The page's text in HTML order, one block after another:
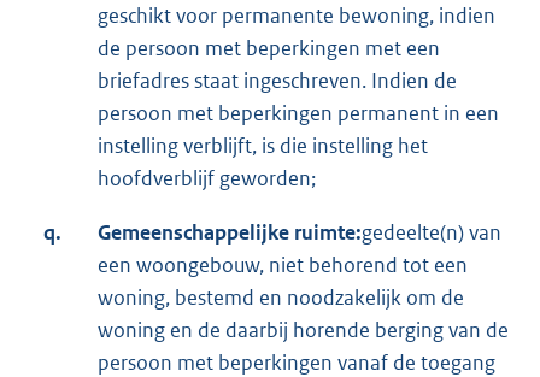
geschikt voor permanente bewoning, indien
de persoon met beperkingen met een
briefadres staat ingeschreven. Indien de
persoon met beperkingen permanent in een
instelling verblijft, is die instelling het
hoofdverblijf geworden;
q. Gemeenschappelijke ruimte:gedeelte(n) van
een woongebouw, niet behorend tot een
woning, bestemd en noodzakelijk om de
woning en de daarbij horende berging van de
persoon met beperkingen vanaf de toegang